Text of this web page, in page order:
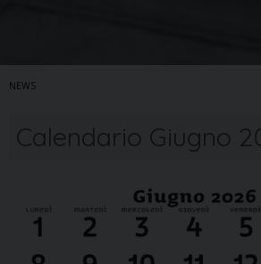
NEWS
Calendario Giugno